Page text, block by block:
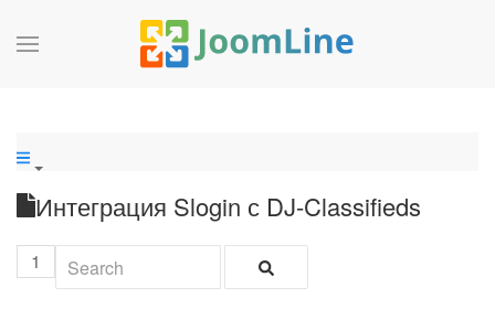
Интеграция Slogin с DJ-Classifieds
1